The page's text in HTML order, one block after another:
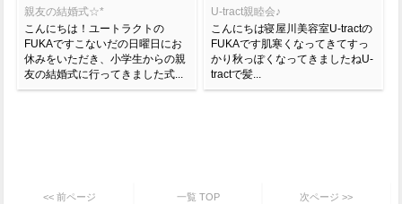
親友の結婚式☆*
こんにちは！ユートラクトの
FUKAですこないだの日曜日にお
休みをいただき、小学生からの親
友の結婚式に行ってきました式...
U-tract親睦会♪
こんにちは寝屋川美容室U-tractの
FUKAです肌寒くなってきてすっ
かり秋っぽくなってきましたねU-
tractで髪...
<< 前ページ 一覧 TOP 次ページ >>